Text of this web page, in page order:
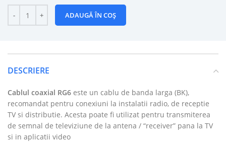
ADAUGĂ ÎN COȘ
DESCRIERE
Cablul coaxial RG6 este un cablu de banda larga (BK),
recomandat pentru conexiuni la instalatii radio, de receptie
TV si distributie. Acesta poate fi utilizat pentru transmiterea
de semnal de televiziune de la antena / “receiver” pana la TV
si in aplicatii video